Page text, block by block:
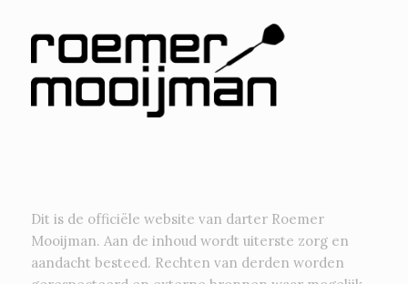
Dit is de officiële website van darter Roemer
Mooijman. Aan de inhoud wordt uiterste zorg en
aandacht besteed. Rechten van derden worden